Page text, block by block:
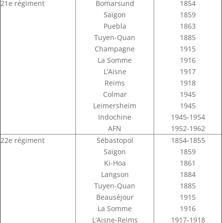
21e régiment
Bomarsund
Saïgon
Puebla
Tuyen-Quan
Champagne
La Somme
L’Aisne
Reims
Colmar
Leimersheim
Indochine
AFN
1854
1859
1863
1885
1915
1916
1917
1918
1945
1945
1945-1954
1952-1962
22e régiment
Sébastopol
Saïgon
Ki-Hoa
Langson
Tuyen-Quan
Beauséjour
La Somme
L’Aisne-Reims
1854-1855
1859
1861
1884
1885
1915
1916
1917-1918